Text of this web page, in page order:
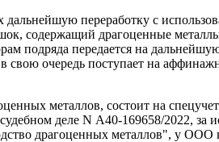
переработку с
содержащий драгоценные
подряда передается на
очередь поступает на
металлов, состоит на
деле N А40-169658/2022, за
драгоценных металлов", у ООО